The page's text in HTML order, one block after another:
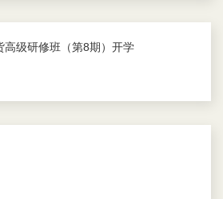
高级研修班（第8期）开学